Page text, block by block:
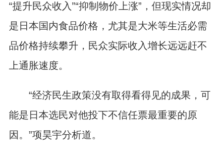
“提升民众收入”“抑制物价上涨”，但现实情况却
是日本国内食品价格，尤其是大米等生活必需
品价格持续攀升，民众实际收入增长远远赶不
上通胀速度。
“经济民生政策没有取得看得见的成果，可
能是日本选民对他投下不信任票最重要的原
因。”项昊宇分析道。